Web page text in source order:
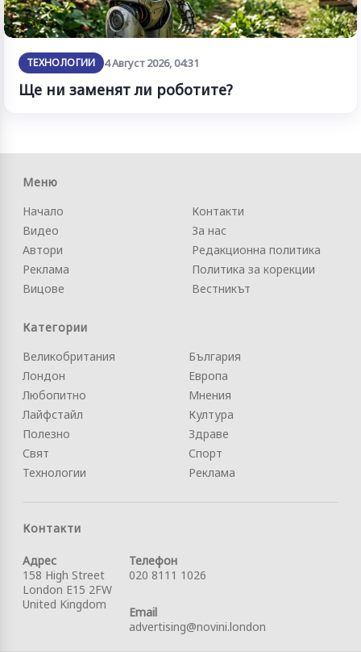
ТЕХНОЛОГИИ 4 Август 2026, 04:31
Ще ни заменят ли роботите?
Меню
Начало
Видео
Автори
Реклама
Вицове
Контакти
За нас
Редакционна политика
Политика за корекции
Вестникът
Категории
Великобритания
Лондон
Любопитно
Лайфстайл
Полезно
Свят
Технологии
България
Европа
Мнения
Култура
Здраве
Спорт
Реклама
Контакти
Адрес
158 High Street
London E15 2FW
United Kingdom
Телефон
020 8111 1026
Email
advertising@novini.london